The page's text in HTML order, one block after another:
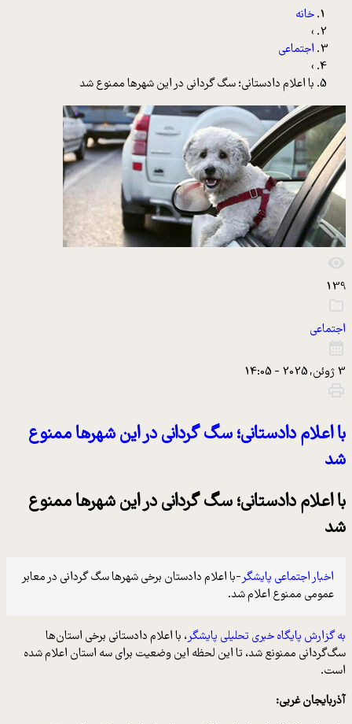
خانه
›
اجتماعی
›
با اعلام دادستانی؛ سگ گردانی در این شهرها ممنوع شد
139
اجتماعی
3 ژوئن, 2025 - 14:05
با اعلام دادستانی؛ سگ گردانی در این شهرها ممنوع
شد
با اعلام دادستانی؛ سگ گردانی در این شهرها ممنوع
شد
اخبار اجتماعی پایشگر-با اعلام دادستان برخی شهرها سگ گردانی در معابر
عمومی ممنوع اعلام شد.
به گزارش پایگاه خبری تحلیلی پایشگر، با اعلام دادستانی برخی استان‌ها
سگ‌گردانی ممنونع شد، تا این لحظه این وضعیت برای سه استان اعلام شده
است.
آذربایجان غربی: